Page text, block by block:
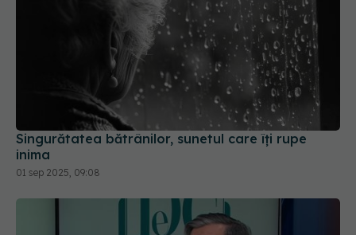
Singurătatea bătrânilor, sunetul care îți rupe
inima
01 sep 2025, 09:08